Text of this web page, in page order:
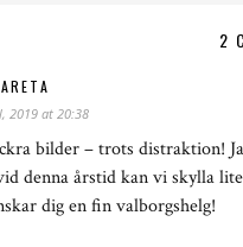
2
2019 at 20:38
bilder – trots distraktion!
denna årstid kan vi skylla
dig en fin valborgshelg!